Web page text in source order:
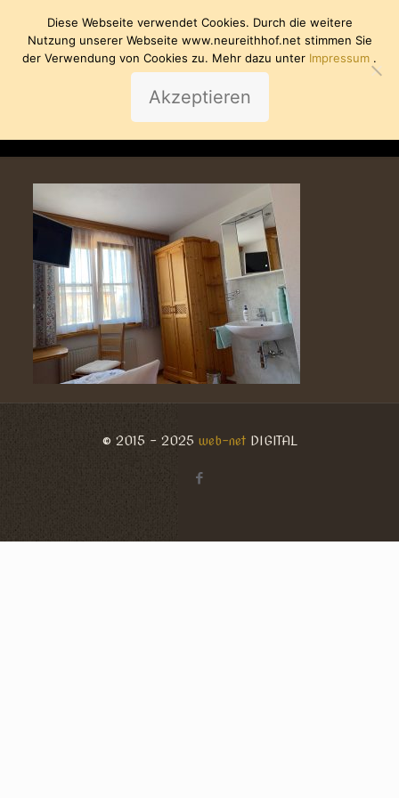
Jo-H-Neureithhof2023-7
© 2015 - 2025 web-netDIGITAL
Diese Webseite verwendet Cookies. Durch die weitere
Nutzung unserer Webseite www.neureithhof.net stimmen Sie
der Verwendung von Cookies zu. Mehr dazu unter Impressum .
Akzeptieren